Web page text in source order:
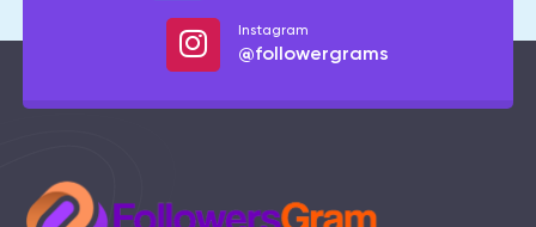
Instagram
@followergrams